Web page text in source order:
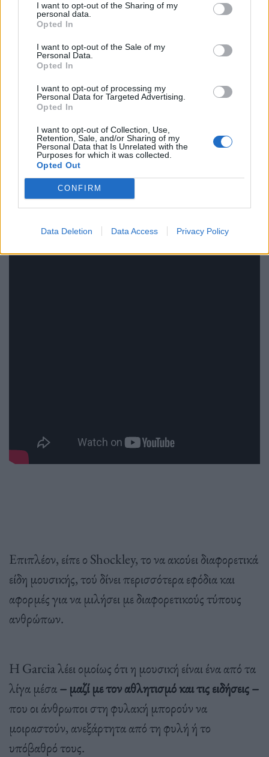
I want to opt-out of the Sharing of my
personal data.
Opted In
I want to opt-out of the Sale of my
Personal Data.
Opted In
I want to opt-out of processing my
Personal Data for Targeted Advertising.
Opted In
I want to opt-out of Collection, Use,
Retention, Sale, and/or Sharing of my
Personal Data that Is Unrelated with the
Purposes for which it was collected.
Opted Out
CONFIRM
Data Deletion Data Access Privacy Policy
Επιπλέον, είπε ο Shockley, το να ακούει διαφορετικά
είδη μουσικής, τού δίνει περισσότερα εφόδια και
αφορμές για να μιλήσει με διαφορετικούς τύπους
ανθρώπων.
Η Garcia λέει ομοίως ότι η μουσική είναι ένα από τα
λίγα μέσα– μαζί με τον αθλητισμό και τις ειδήσεις –
που οι άνθρωποι στη φυλακή μπορούν να
μοιραστούν, ανεξάρτητα από τη φυλή ή το
υπόβαθρό τους.